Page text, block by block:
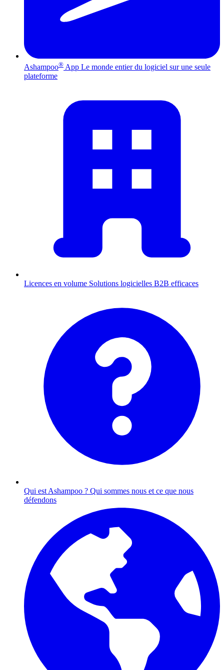
Ashampoo® App Le monde entier du logiciel sur une seule
plateforme
Licences en volume Solutions logicielles B2B efficaces
Qui est Ashampoo ? Qui sommes nous et ce que nous
défendons